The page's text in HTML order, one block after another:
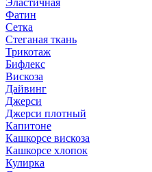
Эластичная
Фатин
Сетка
Стеганая ткань
Трикотаж
Бифлекс
Вискоза
Дайвинг
Джерси
Джерси плотный
Капитоне
Кашкорсе вискоза
Кашкорсе хлопок
Кулирка